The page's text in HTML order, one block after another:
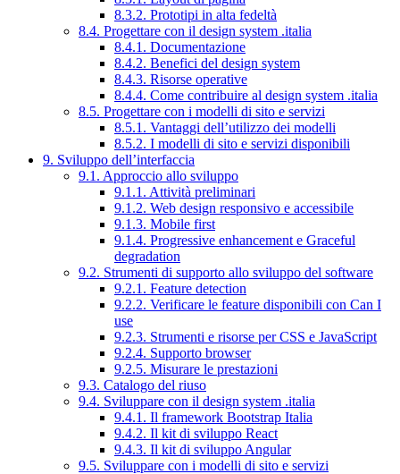
8.3.2. Prototipi in alta fedeltà
8.4. Progettare con il design system .italia
8.4.1. Documentazione
8.4.2. Benefici del design system
8.4.3. Risorse operative
8.4.4. Come contribuire al design system .italia
8.5. Progettare con i modelli di sito e servizi
8.5.1. Vantaggi dell’utilizzo dei modelli
8.5.2. I modelli di sito e servizi disponibili
9. Sviluppo dell’interfaccia
9.1. Approccio allo sviluppo
9.1.1. Attività preliminari
9.1.2. Web design responsivo e accessibile
9.1.3. Mobile first
9.1.4. Progressive enhancement e Graceful
degradation
9.2. Strumenti di supporto allo sviluppo del software
9.2.1. Feature detection
9.2.2. Verificare le feature disponibili con Can I
use
9.2.3. Strumenti e risorse per CSS e JavaScript
9.2.4. Supporto browser
9.2.5. Misurare le prestazioni
9.3. Catalogo del riuso
9.4. Sviluppare con il design system .italia
9.4.1. Il framework Bootstrap Italia
9.4.2. Il kit di sviluppo React
9.4.3. Il kit di sviluppo Angular
9.5. Sviluppare con i modelli di sito e servizi